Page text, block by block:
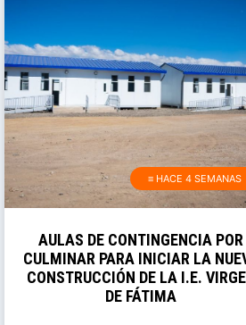
≡ HACE 4 SEMANAS
AULAS DE CONTINGENCIA POR
CULMINAR PARA INICIAR LA
CONSTRUCCIÓN DE LA I.E.
DE FÁTIMA